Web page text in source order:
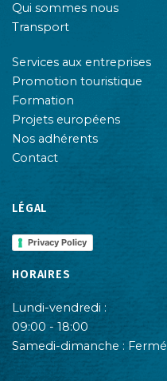
Qui sommes nous
Transport
Services aux entreprises
Promotion touristique
Formation
Projets européens
Nos adhérents
Contact
LÉGAL
Privacy Policy
HORAIRES
Lundi-vendredi :
09:00 - 18:00
Samedi-dimanche : Fermé